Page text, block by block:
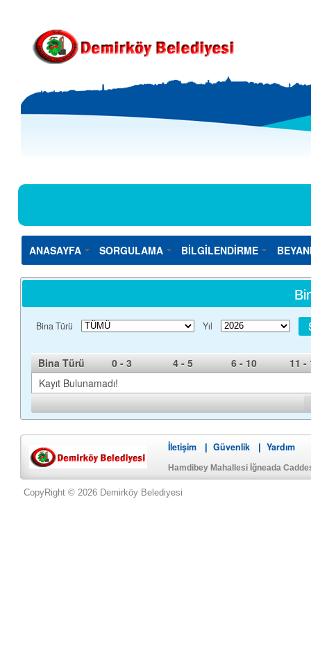
ANASAYFA SORGULAMA BİLGİLENDİRME
Bina Türü Yıl
Bina Türü 0 - 3 4 - 5 6 - 10
11 -
Kayıt Bulunamadı!
İletişim Güvenlik Yardım
Hamdibey Mahallesi İğneada
CopyRight © 2026 Demirköy Belediyesi